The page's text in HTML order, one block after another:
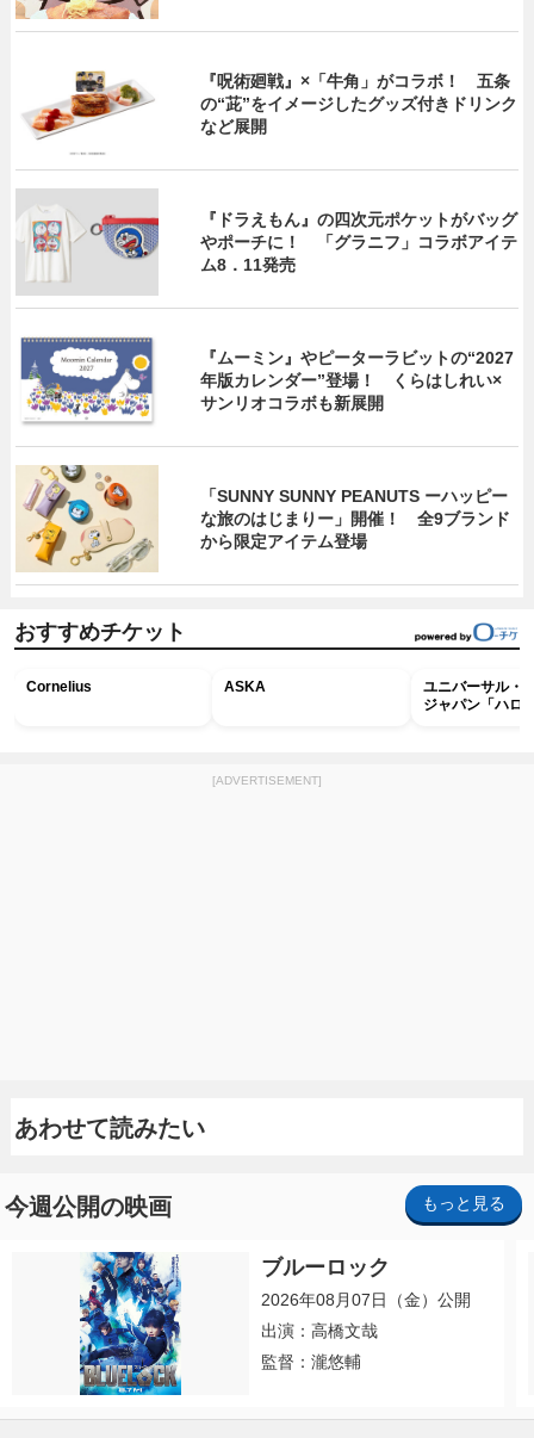
『呪術廻戦』×「牛角」がコラボ！ 五条
の“茈”をイメージしたグッズ付きドリンク
など展開
『ドラえもん』の四次元ポケットがバッグ
やポーチに！ 「グラニフ」コラボアイテ
ム8．11発売
『ムーミン』やピーターラビットの“2027
年版カレンダー”登場！ くらはしれい×
サンリオコラボも新展開
「SUNNY SUNNY PEANUTS ーハッピー
な旅のはじまりー」開催！ 全9ブランド
から限定アイテム登場
おすすめチケット
Cornelius ASKA
ユニバーサル・
ジャパン「ハロ
[ADVERTISEMENT]
あわせて読みたい
今週公開の映画 もっと見る
ブルーロック
2026年08月07日（金）公開
出演：高橋文哉
監督：瀧悠輔